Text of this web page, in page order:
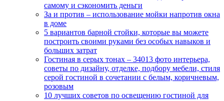
самому и сэкономить деньги
За и против – использование мойки напротив окна
в доме
5 вариантов барной стойки, которые вы можете
построить своими руками без особых навыков и
больших затрат
Гостиная в серых тонах – 34013 фото интерьера,
советы по дизайну, отделке, подбору мебели, стиля
серой гостиной в сочетании с белым, коричневым,
розовым
10 лучших советов по освещению гостиной для